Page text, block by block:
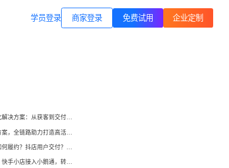
转、一站式解决方案
心理疗愈
连锁心理机构的私域获客、标准化
交付与用户留存、多门店管理工具
公司简介 学员登录 商家登录
小鹅通培训行业一体化解决方案：从获客到交付，帮你打通增长全链路！